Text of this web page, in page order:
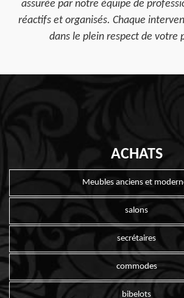
assurée par notre équipe de
réactifs et organisés. Chaque
dans le plein respect de votre
ACHATS
Meubles anciens et
salons
secrétaires
commodes
bibelots